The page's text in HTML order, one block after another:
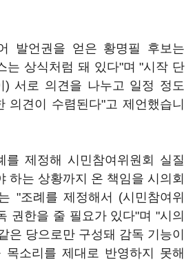
발언권을 얻은 황명필 후보는
는 상식처럼 돼 있다"며 "시작 단
) 서로 의견을 나누고 일정 정도
의견이 수렴된다"고 제언했습니
를 제정해 시민참여위원회 실질
하는 상황까지 온 책임을 시의회
"조례를 제정해서 (시민참여위
권한을 줄 필요가 있다"며 "시의
은 당으로만 구성돼 감독 기능이
목소리를 제대로 반영하지 못해